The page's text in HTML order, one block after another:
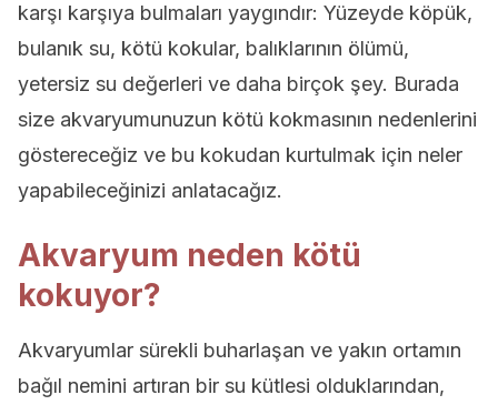
karşı karşıya bulmaları yaygındır: Yüzeyde köpük,
bulanık su, kötü kokular, balıklarının ölümü,
yetersiz su değerleri ve daha birçok şey. Burada
size akvaryumunuzun kötü kokmasının nedenlerini
göstereceğiz ve bu kokudan kurtulmak için neler
yapabileceğinizi anlatacağız.
Akvaryum neden kötü
kokuyor?
Akvaryumlar sürekli buharlaşan ve yakın ortamın
bağıl nemini artıran bir su kütlesi olduklarından,